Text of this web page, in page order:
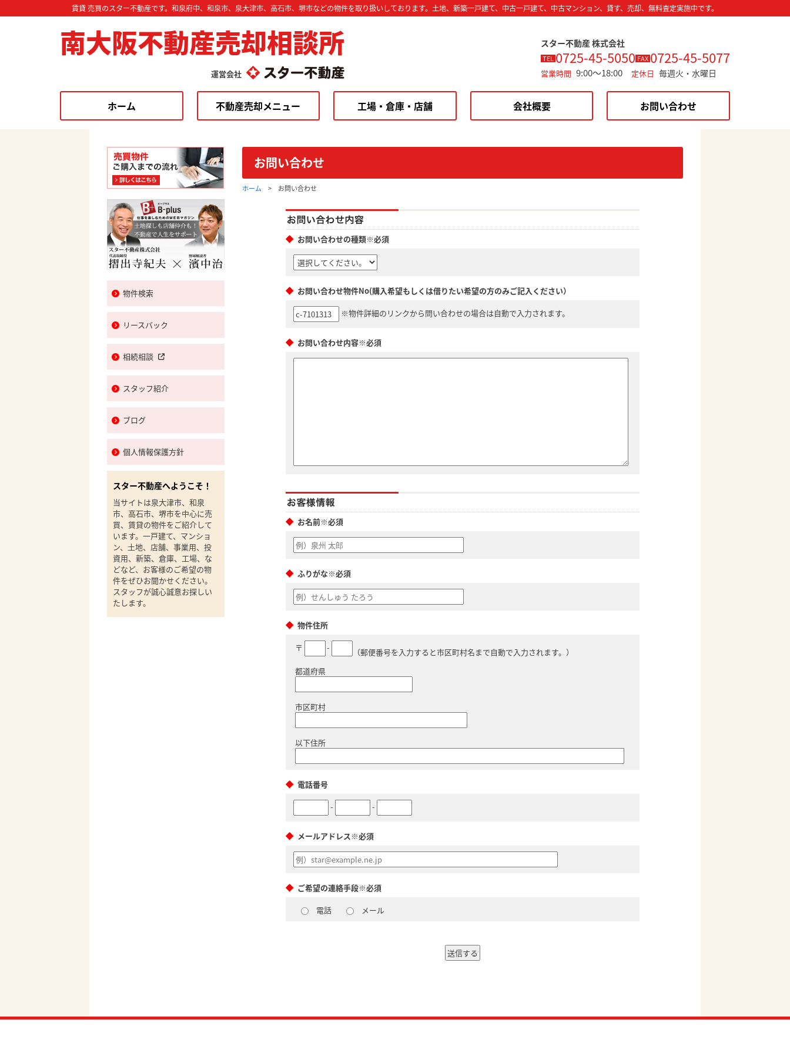
賃貸 売買のスター不動産です。和泉府中、和泉市、泉大津市、高石市、堺市などの物件を取り扱いしております。土地、新築一戸建て、中古一戸建て、中古マンション、貸す、売却、無料査定実施中です。
南大阪不動産売却相談所
運営会社
スター不動産 株式会社
TEL 0725-45-5050 FAX 0725-45-5077
営業時間 9:00～18:00 定休日 毎週火・水曜日
ホーム 不動産売却メニュー 工場・倉庫・店舗 会社概要 お問い合わせ
お問い合わせ
ホーム > お問い合わせ
お問い合わせの種類※必須
お問い合わせ物件No(購入希望もしくは借りたい希望の方のみご記入ください）
※物件詳細のリンクから問い合わせの場合は自動で入力されます。
お問い合わせ内容※必須
お名前※必須
ふりがな※必須
物件住所
〒 -
（郵便番号を入力すると市区町村名まで自動で入力されます。）
都道府県
市区町村
以下住所
電話番号
- -
メールアドレス※必須
ご希望の連絡手段※必須
電話
メール
物件検索
リースバック
相続相談
スタッフ紹介
ブログ
個人情報保護方針
スター不動産へようこそ！
当サイトは泉大津市、和泉
市、高石市、堺市を中心に売
買、賃貸の物件をご紹介して
います。一戸建て、マンショ
ン、土地、店舗、事業用、投
資用、新築、倉庫、工場、な
どなど、お客様のご希望の物
件をぜひお聞かせください。
スタッフが誠心誠意お探しい
たします。